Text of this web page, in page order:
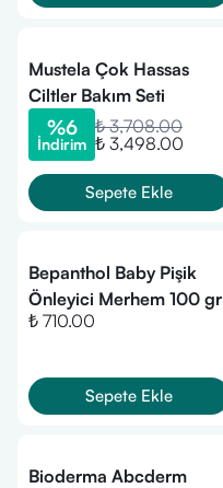
Mustela Çok Hassas
Ciltler Bakım Seti
%6
İndirim
₺ 3,708.00
₺ 3,498.00
Sepete Ekle
Bepanthol Baby Pişik
Önleyici Merhem 100 gr
₺ 710.00
Sepete Ekle
Bioderma Abcderm